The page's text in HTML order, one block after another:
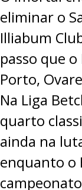
eliminar o
Illiabum
passo que
Porto,
Na Liga
quarto
ainda na
enquanto o